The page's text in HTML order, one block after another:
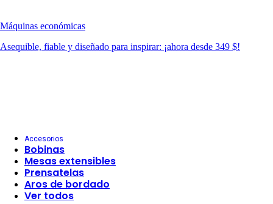
Máquinas económicas
Asequible, fiable y diseñado para inspirar: ¡ahora desde 349 $!
Accesorios
Bobinas
Mesas extensibles
Prensatelas
Aros de bordado
Ver todos